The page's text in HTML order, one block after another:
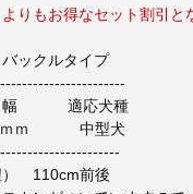
りもお得なセット割引と
バックルタイプ
適応犬種
ｍｍ 中型犬
） 110cm前後